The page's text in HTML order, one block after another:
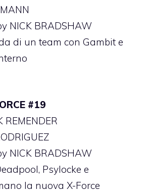
NICK BRADSHAW
di un team con Gambit e
#19
NICK BRADSHAW
Psylocke e
la nuova X-Force